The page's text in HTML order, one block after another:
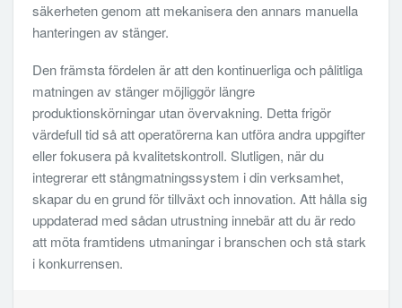
säkerheten genom att mekanisera den annars manuella
hanteringen av stänger.
Den främsta fördelen är att den kontinuerliga och pålitliga
matningen av stänger möjliggör längre
produktionskörningar utan övervakning. Detta frigör
värdefull tid så att operatörerna kan utföra andra uppgifter
eller fokusera på kvalitetskontroll. Slutligen, när du
integrerar ett stångmatningssystem i din verksamhet,
skapar du en grund för tillväxt och innovation. Att hålla sig
uppdaterad med sådan utrustning innebär att du är redo
att möta framtidens utmaningar i branschen och stå stark
i konkurrensen.